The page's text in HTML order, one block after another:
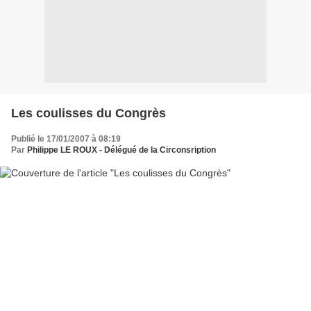
Les coulisses du Congrès
Publié le 17/01/2007 à 08:19
Par Philippe LE ROUX - Délégué de la Circonsription